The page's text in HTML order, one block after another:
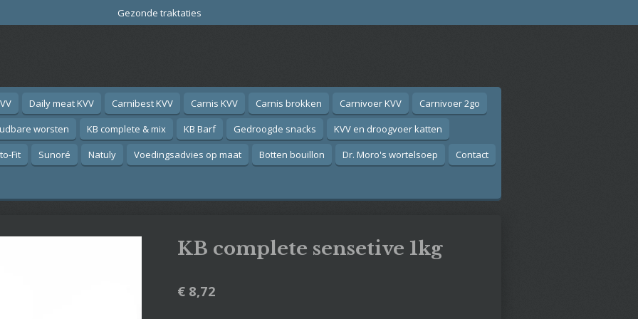
Gezonde traktaties
Daily meat KVV Carnibest KVV Carnis KVV Carnis brokken Carnivoer KVV
Carnivoer 2go
worsten KB complete & mix KB Barf Gedroogde snacks
KVV en droogvoer katten
Fit Sunoré Natuly Voedingsadvies op maat Botten bouillon Dr. Moro's wortelsoep Contact
KB complete sensetive 1kg
€ 8,72